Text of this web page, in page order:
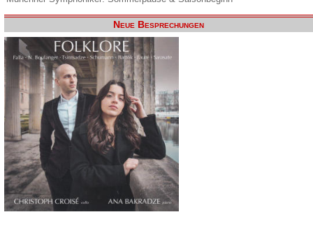
Neue Besprechungen